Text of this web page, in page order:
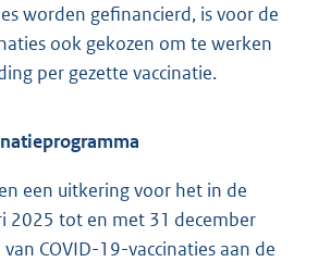
worden gefinancierd, is voor de
ook gekozen om te werken
per gezette vaccinatie.
een uitkering voor het in de
2025 tot en met 31 december
COVID-19-vaccinaties aan de